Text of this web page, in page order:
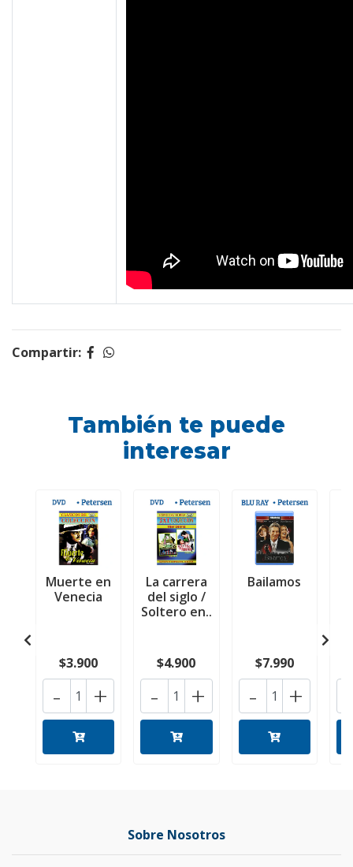
Compartir:
También te puede
interesar
Muerte en
Venecia
$3.900
+
-
La carrera
del siglo /
Soltero en..
$4.900
+
-
Bailamos
$7.990
+
-
Sobre Nosotros